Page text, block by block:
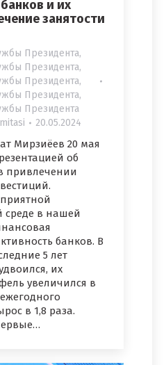
и их
занятости
Президента,
Президента,
Президента,
Президента,
Президента
20.05.2024
Мирзиёев 20 мая
об
привлечении
среде в нашей
банков. В
5 лет
их
увеличился в
в 1,8 раза.